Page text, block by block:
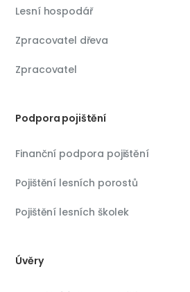
Lesní hospodář
Zpracovatel dřeva
Zpracovatel
Podpora pojištění
Finanční podpora pojištění
Pojištění lesních porostů
Pojištění lesních školek
Úvěry